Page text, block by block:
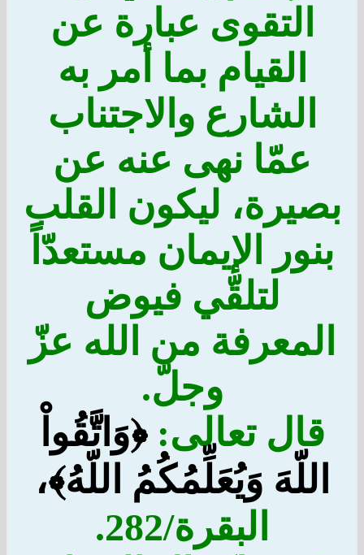
التقوى عبارة عن
القيام بما أمر به
الشارع والاجتناب
عمّا نهى عنه عن
بصيرة، ليكون القلب
بنور الإيمان مستعدّاً
لتلقّي فيوض
المعرفة من الله عزّ
وجلّ.
قال تعالى: ﴿وَاتَّقُواْ
اللّهَ وَيُعَلِّمُكُمُ اللّهُ﴾،
البقرة/282.